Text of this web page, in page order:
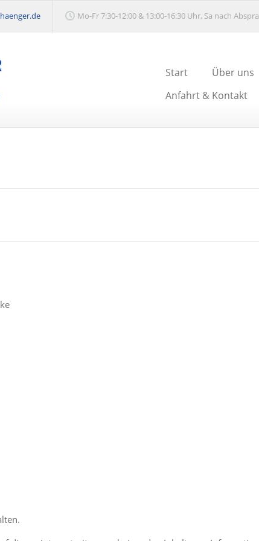
Mo-Fr 7:30-12:00 & 13:00-16:30 Uhr, Sa nach
Start Über uns
Anfahrt & Kontakt